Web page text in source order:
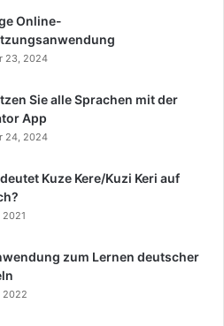
Online-
23, 2024
Sie alle Sprachen mit der
App
24, 2024
Kuze Kere/Kuzi Keri auf
2021
zum Lernen deutscher
2022